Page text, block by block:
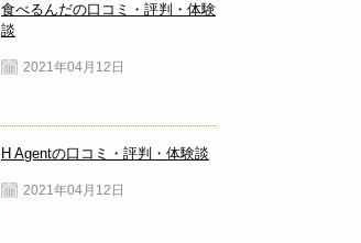
食べるんだの口コミ・評判・体験
談
2021年04月12日
H Agentの口コミ・評判・体験談
2021年04月12日